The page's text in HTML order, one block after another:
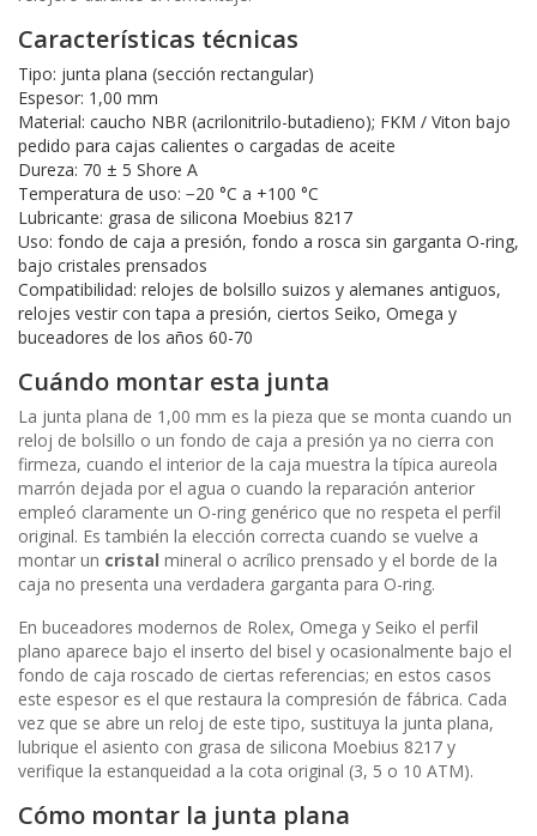
Características técnicas
Tipo: junta plana (sección rectangular)
Espesor: 1,00 mm
Material: caucho NBR (acrilonitrilo-butadieno); FKM / Viton bajo
pedido para cajas calientes o cargadas de aceite
Dureza: 70 ± 5 Shore A
Temperatura de uso: −20 °C a +100 °C
Lubricante: grasa de silicona Moebius 8217
Uso: fondo de caja a presión, fondo a rosca sin garganta O-ring,
bajo cristales prensados
Compatibilidad: relojes de bolsillo suizos y alemanes antiguos,
relojes vestir con tapa a presión, ciertos Seiko, Omega y
buceadores de los años 60-70
Cuándo montar esta junta
La junta plana de 1,00 mm es la pieza que se monta cuando un
reloj de bolsillo o un fondo de caja a presión ya no cierra con
firmeza, cuando el interior de la caja muestra la típica aureola
marrón dejada por el agua o cuando la reparación anterior
empleó claramente un O-ring genérico que no respeta el perfil
original. Es también la elección correcta cuando se vuelve a
montar un cristal mineral o acrílico prensado y el borde de la
caja no presenta una verdadera garganta para O-ring.
En buceadores modernos de Rolex, Omega y Seiko el perfil
plano aparece bajo el inserto del bisel y ocasionalmente bajo el
fondo de caja roscado de ciertas referencias; en estos casos
este espesor es el que restaura la compresión de fábrica. Cada
vez que se abre un reloj de este tipo, sustituya la junta plana,
lubrique el asiento con grasa de silicona Moebius 8217 y
verifique la estanqueidad a la cota original (3, 5 o 10 ATM).
Cómo montar la junta plana